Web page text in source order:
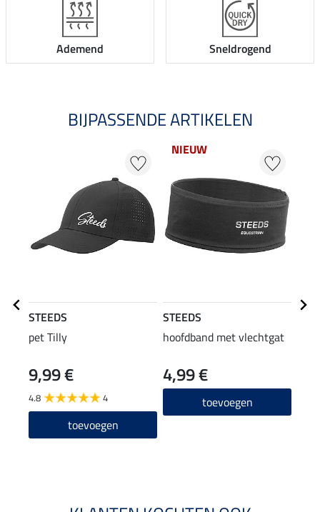
Ademend Sneldrogend
BIJPASSENDE ARTIKELEN
STEEDS
pet Tilly
9,99 €
4.8 4
toevoegen
NIEUW
STEEDS
hoofdband met vlechtgat
4,99 €
toevoegen